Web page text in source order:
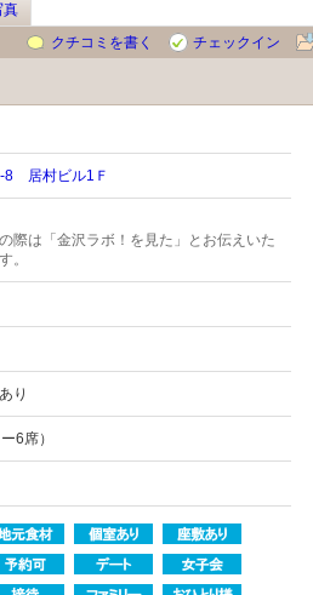
真
クチコミを書く
チェックイン
8 居村ビル1Ｆ
際は「金沢ラボ！を見た」とお伝えいた
。
り
6席）